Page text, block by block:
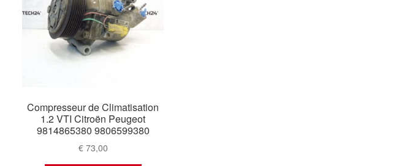
Compresseur de Climatisation
1.2 VTI Citroën Peugeot
9814865380 9806599380
€73,00